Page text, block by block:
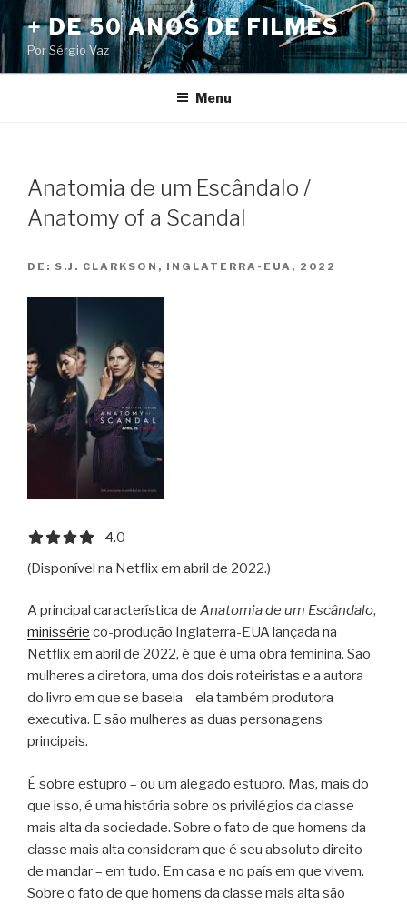
Pular
para
o
conteúdo
+ DE 50 ANOS DE FILMES
Por Sérgio Vaz
Menu
Anatomia de um Escândalo /
Anatomy of a Scandal
DE: S.J. CLARKSON, INGLATERRA-EUA, 2022
4.0 out of 5.0 stars
4.0
(Disponível na Netflix em abril de 2022.)
A principal característica de Anatomia de um Escândalo,
minissérie co-produção Inglaterra-EUA lançada na
Netflix em abril de 2022, é que é uma obra feminina. São
mulheres a diretora, uma dos dois roteiristas e a autora
do livro em que se baseia – ela também produtora
executiva. E são mulheres as duas personagens
principais.
É sobre estupro – ou um alegado estupro. Mas, mais do
que isso, é uma história sobre os privilégios da classe
mais alta da sociedade. Sobre o fato de que homens da
classe mais alta consideram que é seu absoluto direito
de mandar – em tudo. Em casa e no país em que vivem.
Sobre o fato de que homens da classe mais alta são